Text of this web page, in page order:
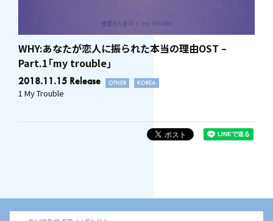
WHY:あなたが恋人に振られた本当の理由OST –
Part.1「my trouble」
2018.11.15 Release OTHER KOREA
1 My Trouble